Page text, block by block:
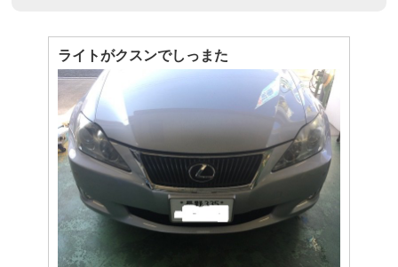
ライトがクスンでしっまた